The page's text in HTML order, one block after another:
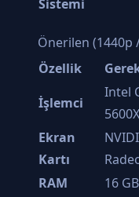
Sistemi
Önerilen (1440p
Özellik
İşlemci
Intel
5600X
Ekran
Kartı
RAM
16 GB